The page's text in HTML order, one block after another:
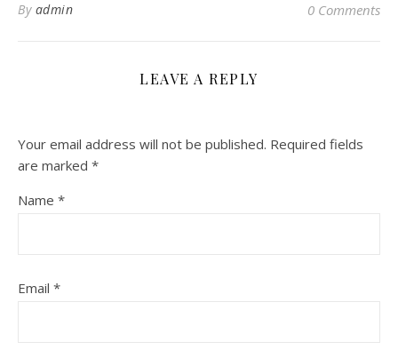
By admin 0 Comments
LEAVE A REPLY
Your email address will not be published. Required fields
are marked *
Name *
Email *